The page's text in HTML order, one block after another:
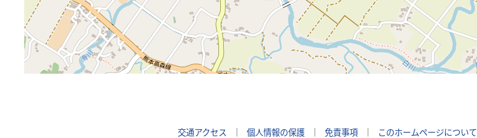
交通アクセス 個人情報の保護 免責事項 このホームページについて